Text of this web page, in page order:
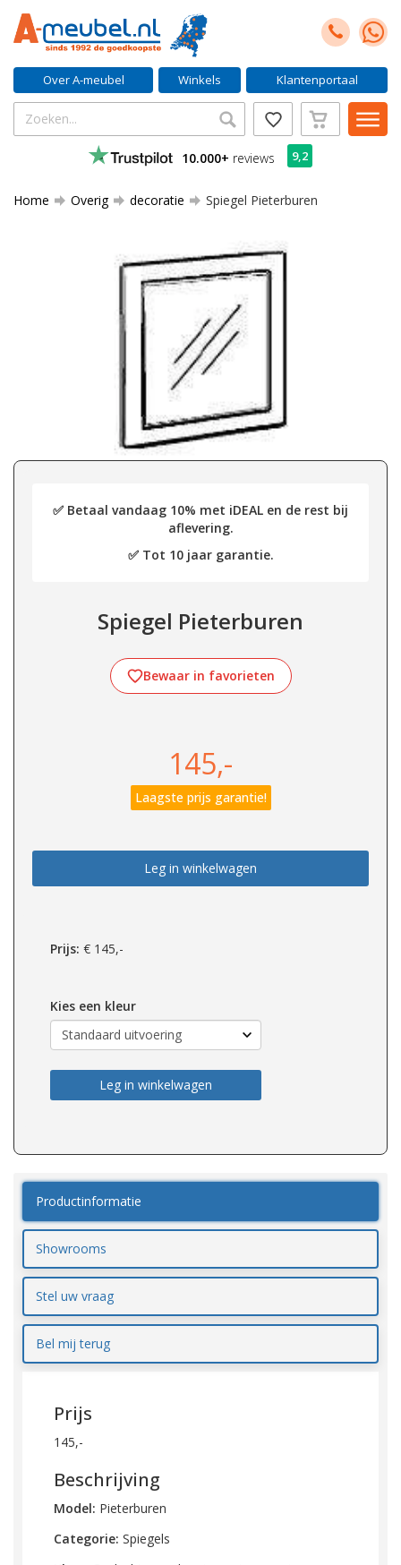
Over A-meubel Winkels Klantenportaal
10.000+ reviews 9,2
Home Overig decoratie Spiegel Pieterburen
✅ Betaal vandaag 10% met iDEAL en de rest bij
aflevering.
✅ Tot 10 jaar garantie.
Spiegel Pieterburen
Bewaar in favorieten
145,-
Laagste prijs garantie!
Leg in winkelwagen
Prijs: € 145,-
Kies een kleur
Leg in winkelwagen
Productinformatie
Showrooms
Stel uw vraag
Bel mij terug
Prijs
145,-
Beschrijving
Model: Pieterburen
Categorie: Spiegels